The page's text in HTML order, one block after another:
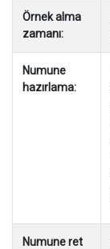
Örnek alma
zamanı:
Numune
hazırlama:
Numune ret